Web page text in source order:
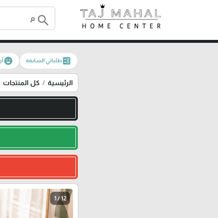
search
ballotطلباتي السابقة emoji_emotions
الرئيسية كل المنتجات
1 / 12